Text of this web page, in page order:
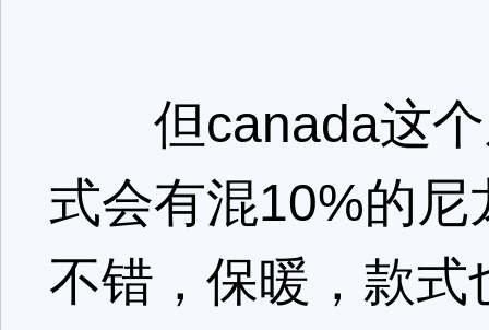
但canada这个
式会有混10%的
不错，保暖，款